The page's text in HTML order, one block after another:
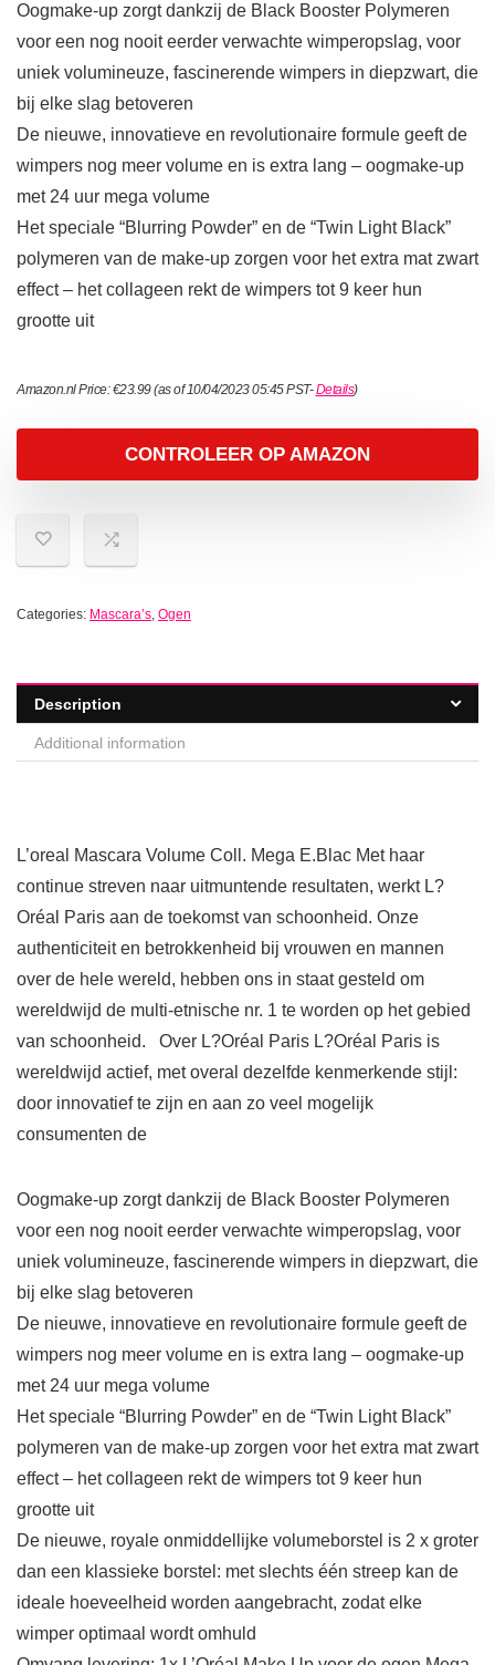
Oogmake-up zorgt dankzij de Black Booster Polymeren
voor een nog nooit eerder verwachte wimperopslag, voor
uniek volumineuze, fascinerende wimpers in diepzwart, die
bij elke slag betoveren
De nieuwe, innovatieve en revolutionaire formule geeft de
wimpers nog meer volume en is extra lang – oogmake-up
met 24 uur mega volume
Het speciale “Blurring Powder” en de “Twin Light Black”
polymeren van de make-up zorgen voor het extra mat zwart
effect – het collageen rekt de wimpers tot 9 keer hun
grootte uit
Amazon.nl Price:€23.99(as of 10/04/2023 05:45 PST-Details)
CONTROLEER OP AMAZON
Categories: Mascara’s, Ogen
Description
Additional information
L’oreal Mascara Volume Coll. Mega E.Blac Met haar
continue streven naar uitmuntende resultaten, werkt L?
Oréal Paris aan de toekomst van schoonheid. Onze
authenticiteit en betrokkenheid bij vrouwen en mannen
over de hele wereld, hebben ons in staat gesteld om
wereldwijd de multi-etnische nr. 1 te worden op het gebied
van schoonheid. Over L?Oréal Paris L?Oréal Paris is
wereldwijd actief, met overal dezelfde kenmerkende stijl:
door innovatief te zijn en aan zo veel mogelijk
consumenten de
Oogmake-up zorgt dankzij de Black Booster Polymeren
voor een nog nooit eerder verwachte wimperopslag, voor
uniek volumineuze, fascinerende wimpers in diepzwart, die
bij elke slag betoveren
De nieuwe, innovatieve en revolutionaire formule geeft de
wimpers nog meer volume en is extra lang – oogmake-up
met 24 uur mega volume
Het speciale “Blurring Powder” en de “Twin Light Black”
polymeren van de make-up zorgen voor het extra mat zwart
effect – het collageen rekt de wimpers tot 9 keer hun
grootte uit
De nieuwe, royale onmiddellijke volumeborstel is 2 x groter
dan een klassieke borstel: met slechts één streep kan de
ideale hoeveelheid worden aangebracht, zodat elke
wimper optimaal wordt omhuld